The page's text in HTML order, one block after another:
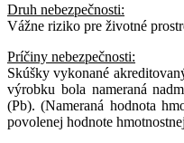
Druh nebezpečnosti:
Vážne riziko pre životné
Príčiny nebezpečnosti:
Skúšky vykonané
výrobku bola nameraná
(Pb). (Nameraná hodnota
povolenej hodnote